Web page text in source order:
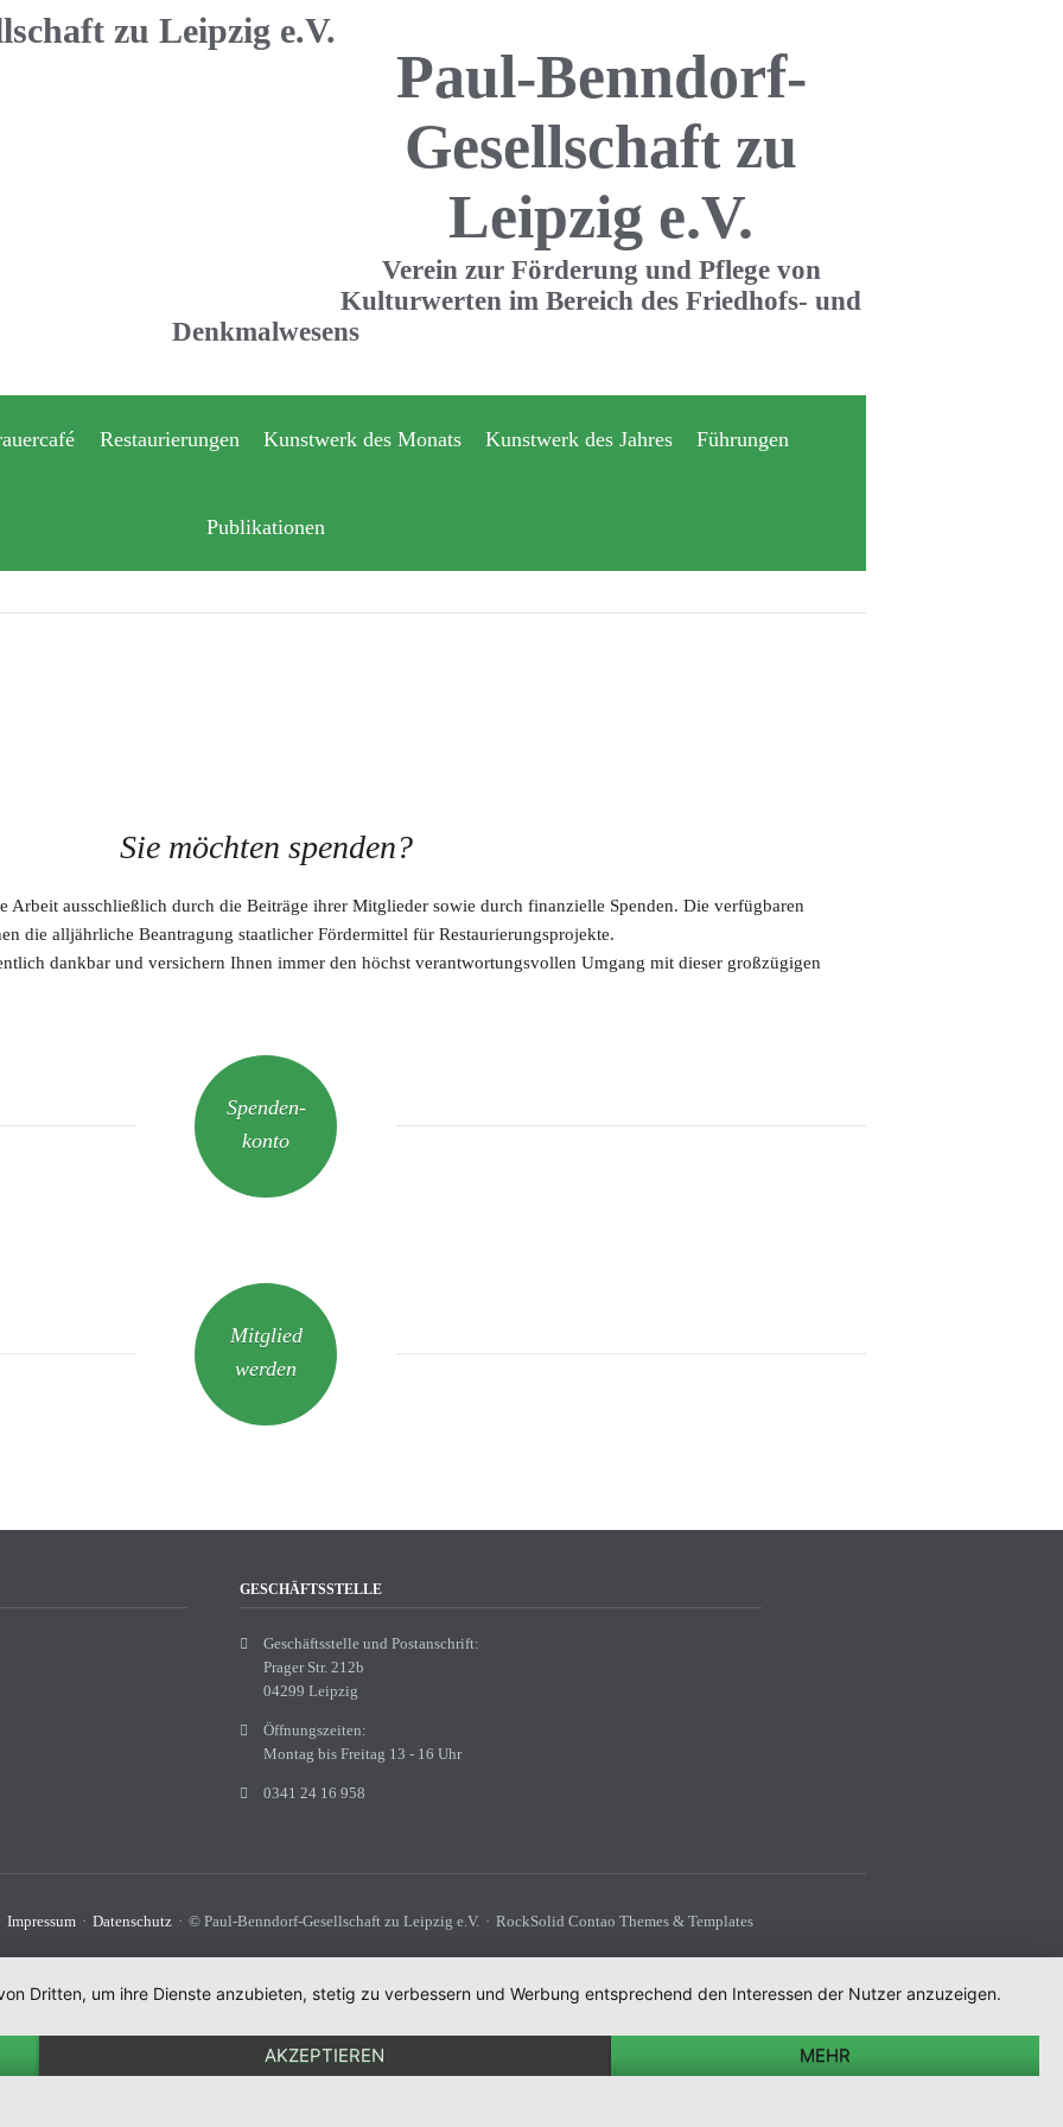
Paul-Benndorf-
Gesellschaft zu
Leipzig e.V.
Verein zur Förderung und Pflege von
Kulturwerten im Bereich des Friedhofs- und
Denkmalwesens
Restaurierungen Kunstwerk des Monats Kunstwerk des Jahres Führungen
Publikationen
Sie möchten spenden?
Arbeit ausschließlich durch die Beiträge ihrer Mitglieder sowie durch finanzielle Spenden. Die verfügbaren
die alljährliche Beantragung staatlicher Fördermittel für Restaurierungsprojekte.
dankbar und versichern Ihnen immer den höchst verantwortungsvollen Umgang mit dieser großzügigen
Spenden-
konto
Mitglied
werden
GESCHÄFTSSTELLE
Geschäftsstelle und Postanschrift:
Prager Str. 212b
04299 Leipzig
Öffnungszeiten:
Montag bis Freitag 13 - 16 Uhr
0341 24 16 958
Impressum Datenschutz © Paul-Benndorf-Gesellschaft zu Leipzig e.V. RockSolid Contao Themes & Templates
Dritten, um ihre Dienste anzubieten, stetig zu verbessern und Werbung entsprechend den Interessen der Nutzer anzuzeigen.
AKZEPTIEREN MEHR